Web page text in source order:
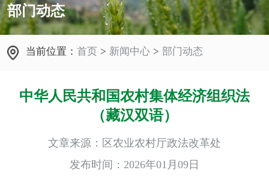
部门动态
当前位置：首页 > 新闻中心 > 部门动态
中华人民共和国农村集体经济组织法
（藏汉双语）
文章来源：区农业农村厅政法改革处
发布时间：2026年01月09日